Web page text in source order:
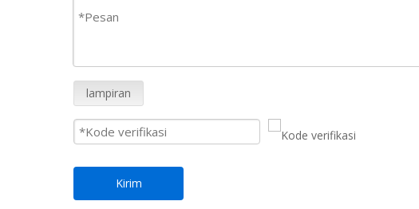
lampiran
Kirim